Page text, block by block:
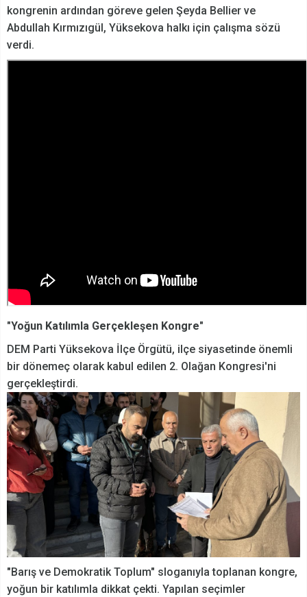
kongrenin ardından göreve gelen Şeyda Bellier ve
Abdullah Kırmızıgül, Yüksekova halkı için çalışma sözü
verdi.
"Yoğun Katılımla Gerçekleşen Kongre"
DEM Parti Yüksekova İlçe Örgütü, ilçe siyasetinde önemli
bir dönemeç olarak kabul edilen 2. Olağan Kongresi'ni
gerçekleştirdi.
"Barış ve Demokratik Toplum" sloganıyla toplanan kongre,
yoğun bir katılımla dikkat çekti. Yapılan seçimler